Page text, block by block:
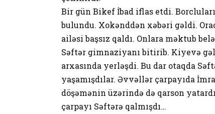
Bir gün Bikef İbad iflas etdi.
bulundu. Xokənddən xəbəri gəldi.
ailəsi başsız qaldı. Onlara məktub
Səftər gimnaziyanı bitirib. Kiyevə
arxasında yerləşdi. Bu dar otaqda
yaşamışdılar. Əvvəllər çarpayıda
döşəmənin üzərində də qarson
çarpayı Səftərə qalmışdı…